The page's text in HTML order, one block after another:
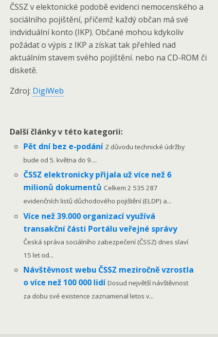
ČSSZ v elektonické podobě evidenci nemocenského a
sociálního pojištění, přičemž každý občan má své
indviduální konto (IKP). Občané mohou kdykoliv
požádat o výpis z IKP a získat tak přehled nad
aktuálním stavem svého pojištění. nebo na CD-ROM či
disketě.
Zdroj: DigiWeb
Další články v této kategorii:
Pět dní bez e-podání Z důvodu technické údržby
bude od 5. května do 9....
ČSSZ elektronicky přijala už více než 6
milionů dokumentů Celkem 2 535 287
evidenčních listů důchodového pojištění (ELDP) a...
Více než 39.000 organizací využívá
transakční části Portálu veřejné správy
Česká správa sociálního zabezpečení (ČSSZ) dnes slaví
15 let od...
Návštěvnost webu ČSSZ meziročně vzrostla
o více než 100 000 lidíDosud největší návštěvnost
za dobu své existence zaznamenal letos v...